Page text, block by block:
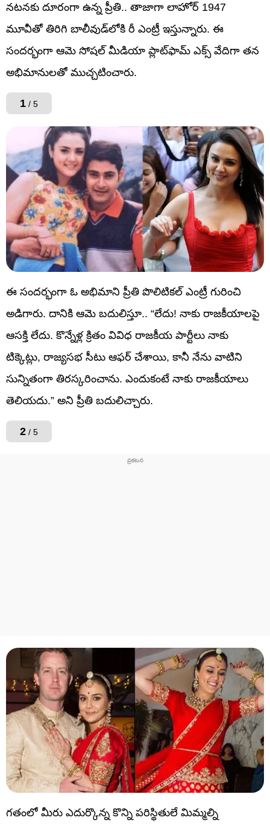
నటనకు దూరంగా ఉన్న ప్రీతి.. తాజాగా లాహోర్ 1947
మూవీతో తిరిగి బాలీవుడ్‌లోకి రీ ఎంట్రీ ఇస్తున్నారు. ఈ
సందర్భంగా ఆమె సోషల్‌ మీడియా ప్లాట్‌ఫామ్‌ ఎక్స్‌ వేదిగా తన
అభిమానులతో ముచ్చటించారు.
1 / 5
ఈ సందర్భంగా ఓ అభిమాని ప్రీతి పొలిటికల్‌ ఎంట్రీ గురించి
అడిగారు. దానికి ఆమె బదులిస్తూ.. “లేదు! నాకు రాజకీయాలపై
ఆసక్తి లేదు. కొన్నేళ్ల క్రితం వివిధ రాజకీయ పార్టీలు నాకు
టిక్కెట్లు, రాజ్యసభ సీటు ఆఫర్ చేశాయి, కానీ నేను వాటిని
సున్నితంగా తిరస్కరించాను. ఎందుకంటే నాకు రాజకీయాలు
తెలియదు.” అని ప్రీతి బదులిచ్చారు.
2 / 5
గతంలో మీరు ఎదుర్కొన్న కొన్ని పరిస్థితులే మిమ్మల్ని